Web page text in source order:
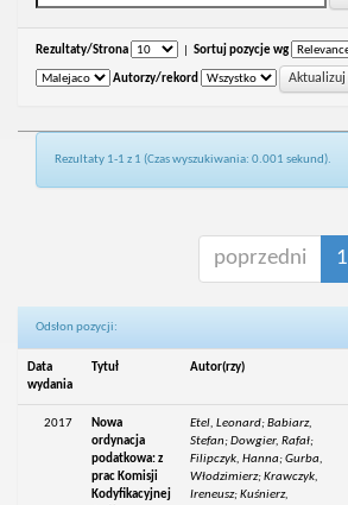
Rezultaty/Strona Sortuj pozycje wg
Autorzy/rekord
Rezultaty 1-1 z 1 (Czas wyszukiwania: 0.001 sekund).
poprzedni 1
Odsłon pozycji:
Data
wydania
Tytuł Autor(rzy)
2017
Nowa
ordynacja
podatkowa: z
prac Komisji
Kodyfikacyjnej
Etel, Leonard; Babiarz,
Stefan; Dowgier, Rafał;
Filipczyk, Hanna; Gurba,
Włodzimierz; Krawczyk,
Ireneusz; Kuśnierz,